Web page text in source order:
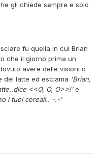
gli chiede sempre e solo
fu quella in cui Brian
che il giorno prima un
avere delle visioni o
del latte ed esclama 'Brian,
<<O, O, O>>!'e
i tuoi cereali.. -.-'